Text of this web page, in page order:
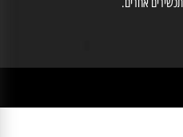
להתיעץ עם הרוקח בכל הנוגע למטרות